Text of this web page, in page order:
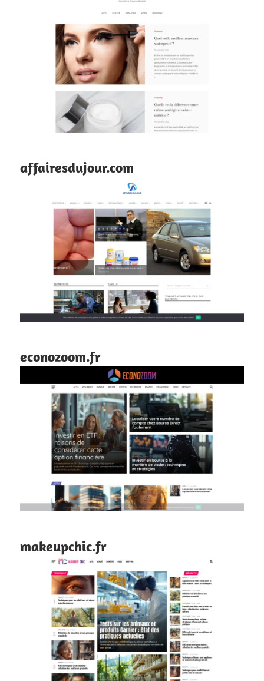
affairesdujour.com
econozoom.fr
makeupchic.fr